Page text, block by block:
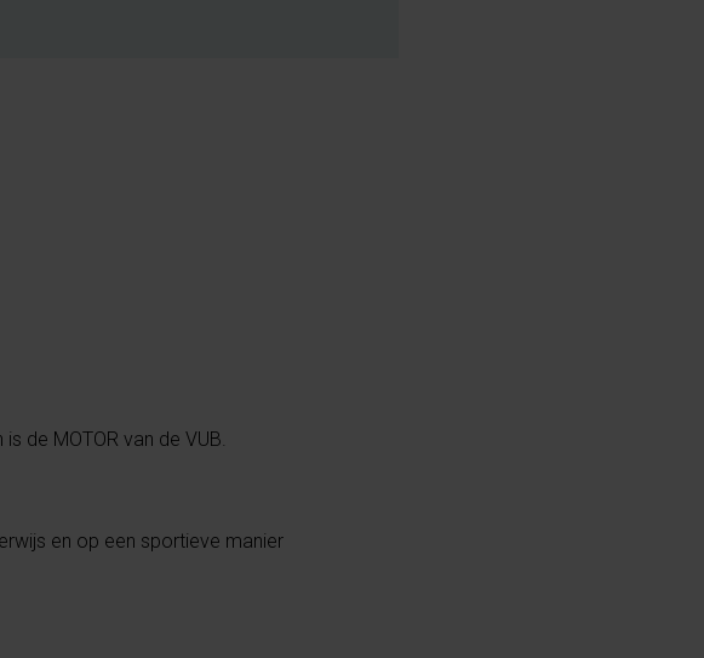
de MOTOR van de VUB.
en op een sportieve manier